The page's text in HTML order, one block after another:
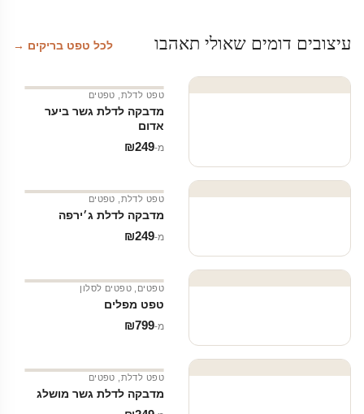
עיצובים דומים שאולי תאהבו לכל טפט בריקים →
טפט לדלת טפטים
מדבקה לדלת גשר ביער
אדום
מ‑ ₪249
טפט לדלת טפטים
מדבקה לדלת ג׳ירפה
מ‑ ₪249
טפטים טפטים לסלון
טפט מפלים
מ‑ ₪799
טפט לדלת טפטים
מדבקה לדלת גשר מושלג